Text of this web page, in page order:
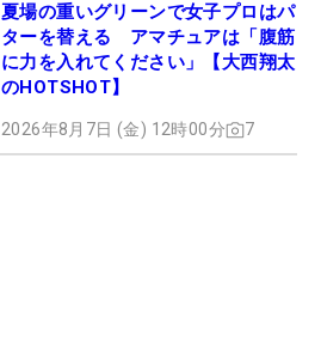
夏場の重いグリーンで女子プロはパ
ターを替える アマチュアは「腹筋
に力を入れてください」【大西翔太
のHOTSHOT】
2026年8月7日 (金) 12時00分 7